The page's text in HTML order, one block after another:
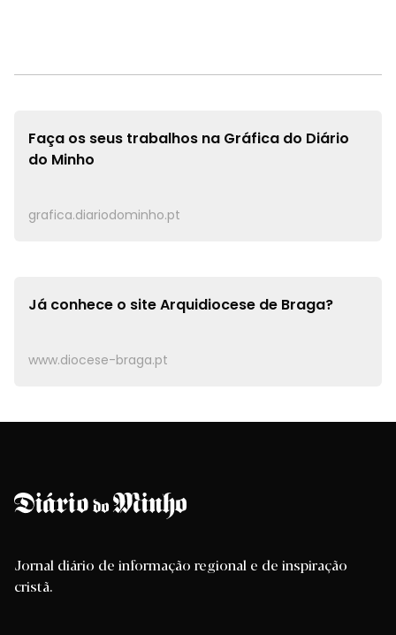
Faça os seus trabalhos na Gráfica do Diário
do Minho
grafica.diariodominho.pt
Já conhece o siteArquidiocese de Braga?
www.diocese-braga.pt
Jornal diário de informação regional e de inspiração
cristã.